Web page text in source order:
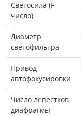
Светосила (F-
число)
Диаметр
светофильтра
Привод
автофокусировки
Число лепестков
диафрагмы